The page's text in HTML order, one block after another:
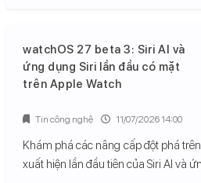
watchOS 27 beta 3: Siri AI và
ứng dụng Siri lần đầu có mặt
trên Apple Watch
Khám phá các nâng cấp đột phá
xuất hiện lần đầu tiên của Siri AI và
Tin công nghệ 11/07/2026 14:00